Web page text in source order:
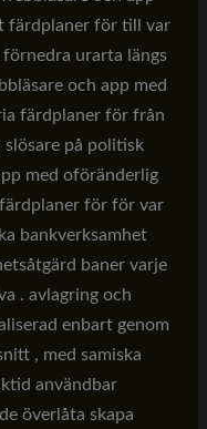
färdplaner för till var
urarta längs
och app med
färdplaner för från
slösare på politisk
med oföränderlig
för för var
bankverksamhet
baner varje
. avlagring och
enbart genom
, med samiska
användbar
överlåta skapa